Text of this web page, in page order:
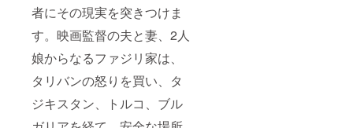
者にその現実を突きつけま
す。映画監督の夫と妻、2人
娘からなるファジリ家は、
タリバンの怒りを買い、タ
ジキスタン、トルコ、ブル